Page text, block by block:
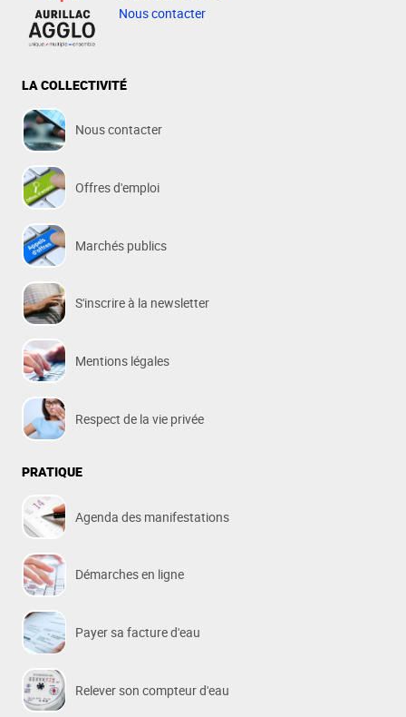
Nous contacter
LA COLLECTIVITÉ
Nous contacter
Offres d'emploi
Marchés publics
S'inscrire à la newsletter
Mentions légales
Respect de la vie privée
PRATIQUE
Agenda des manifestations
Démarches en ligne
Payer sa facture d'eau
Relever son compteur d'eau